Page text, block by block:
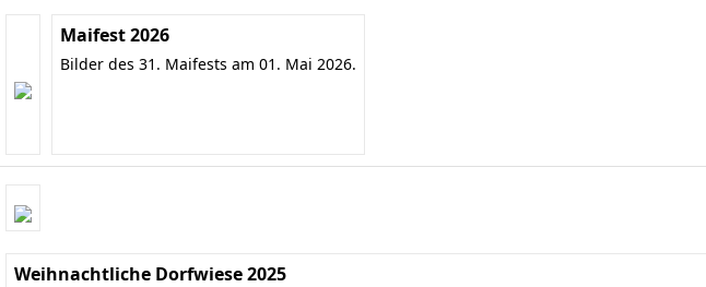
Maifest 2026
Bilder des 31. Maifests am 01. Mai 2026.
Weihnachtliche Dorfwiese 2025